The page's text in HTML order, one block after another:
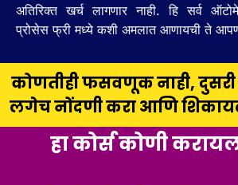
अतिरिक्त खर्च लागणार नाही. हि सर्व
प्रोसेस फ्री मध्ये कशी अमलात आणायची ते
कोणतीही फसवणूक नाही, दुसरी
लगेच नोंदणी करा आणि
हा कोर्स कोणी